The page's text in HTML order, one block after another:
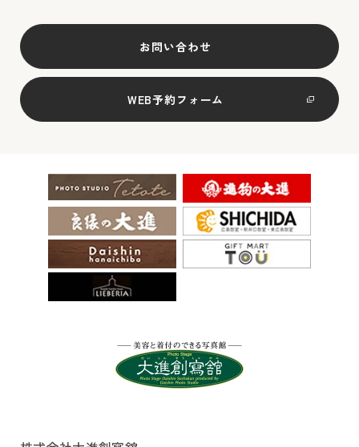
お問い合わせ
WEB予約フォーム